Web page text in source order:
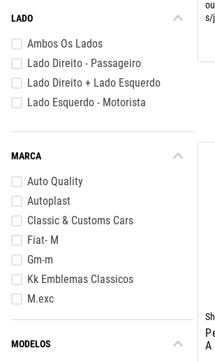
1964
LADO
Ambos Os Lados
Lado Direito - Passageiro
Lado Direito + Lado Esquerdo
Lado Esquerdo - Motorista
MARCA
Auto Quality
Autoplast
Classic & Customs Cars
Fiat- M
Gm-m
Kk Emblemas Classicos
M.exc
P.exc
Php
MODELOS
ou
s/
A